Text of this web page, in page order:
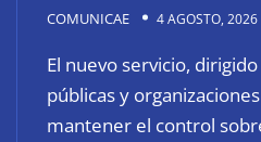
COMUNICAE 4 AGOSTO, 2026
El nuevo servicio,
públicas y
mantener el control